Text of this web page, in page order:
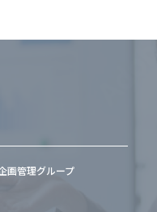
画管理グループ